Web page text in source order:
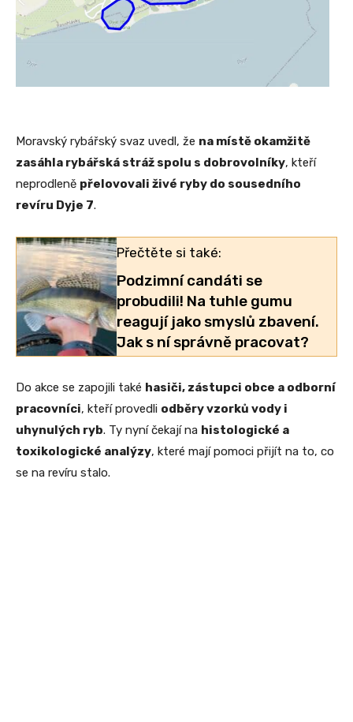
Moravský rybářský svaz uvedl, že na místě okamžitě
zasáhla rybářská stráž spolu s dobrovolníky, kteří
neprodleně přelovovali živé ryby do sousedního
revíru Dyje 7.
Přečtěte si také:
Podzimní candáti se
probudili! Na tuhle gumu
reagují jako smyslů zbavení.
Jak s ní správně pracovat?
Do akce se zapojili také hasiči, zástupci obce a odborní
pracovníci, kteří provedli odběry vzorků vody i
uhynulých ryb. Ty nyní čekají na histologické a
toxikologické analýzy, které mají pomoci přijít na to, co
se na revíru stalo.